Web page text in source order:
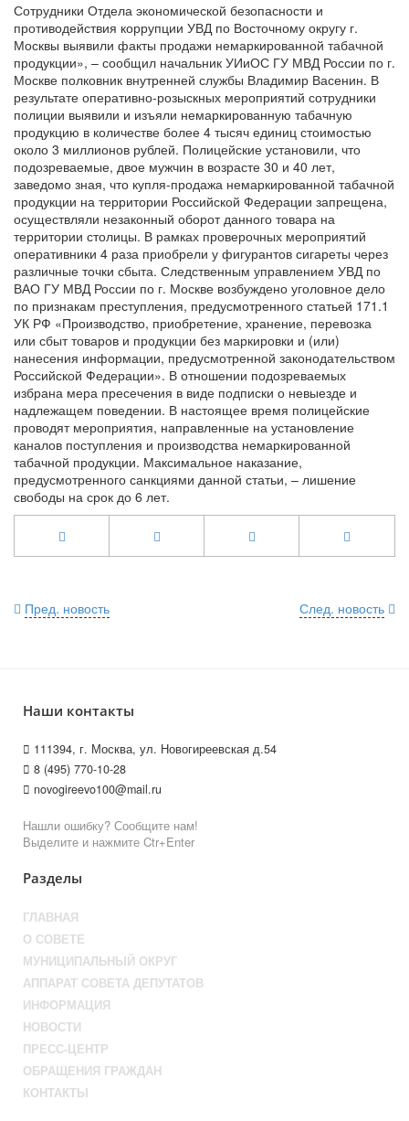
Сотрудники Отдела экономической безопасности и
противодействия коррупции УВД по Восточному округу г.
Москвы выявили факты продажи немаркированной табачной
продукции», – сообщил начальник УИиОС ГУ МВД России по г.
Москве полковник внутренней службы Владимир Васенин. В
результате оперативно-розыскных мероприятий сотрудники
полиции выявили и изъяли немаркированную табачную
продукцию в количестве более 4 тысяч единиц стоимостью
около 3 миллионов рублей. Полицейские установили, что
подозреваемые, двое мужчин в возрасте 30 и 40 лет,
заведомо зная, что купля-продажа немаркированной табачной
продукции на территории Российской Федерации запрещена,
осуществляли незаконный оборот данного товара на
территории столицы. В рамках проверочных мероприятий
оперативники 4 раза приобрели у фигурантов сигареты через
различные точки сбыта. Следственным управлением УВД по
ВАО ГУ МВД России по г. Москве возбуждено уголовное дело
по признакам преступления, предусмотренного статьей 171.1
УК РФ «Производство, приобретение, хранение, перевозка
или сбыт товаров и продукции без маркировки и (или)
нанесения информации, предусмотренной законодательством
Российской Федерации». В отношении подозреваемых
избрана мера пресечения в виде подписки о невыезде и
надлежащем поведении. В настоящее время полицейские
проводят мероприятия, направленные на установление
каналов поступления и производства немаркированной
табачной продукции. Максимальное наказание,
предусмотренного санкциями данной статьи, – лишение
свободы на срок до 6 лет.
След. новость
Пред. новость
Наши контакты
111394, г. Москва, ул. Новогиреевская д.54
8 (495) 770-10-28
novogireevo100@mail.ru
Нашли ошибку? Сообщите нам!
Выделите и нажмите Ctr+Enter
Разделы
ГЛАВНАЯ
О СОВЕТЕ
МУНИЦИПАЛЬНЫЙ ОКРУГ
АППАРАТ СОВЕТА ДЕПУТАТОВ
ИНФОРМАЦИЯ
НОВОСТИ
ПРЕСС-ЦЕНТР
ОБРАЩЕНИЯ ГРАЖДАН
КОНТАКТЫ